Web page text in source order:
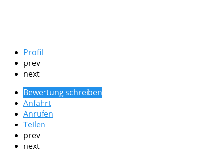
Profil
prev
next
Bewertung schreiben
Anfahrt
Anrufen
Teilen
prev
next